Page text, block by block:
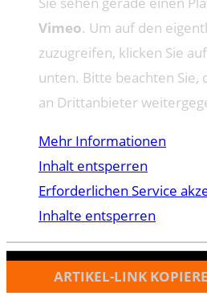
Vimeo. Um auf den
zuzugreifen, klicken Sie
unten. Bitte beachten Sie,
an Drittanbieter
Mehr Informationen
Inhalt entsperren
Erforderlichen Service
Inhalte entsperren
ARTIKEL-LINK